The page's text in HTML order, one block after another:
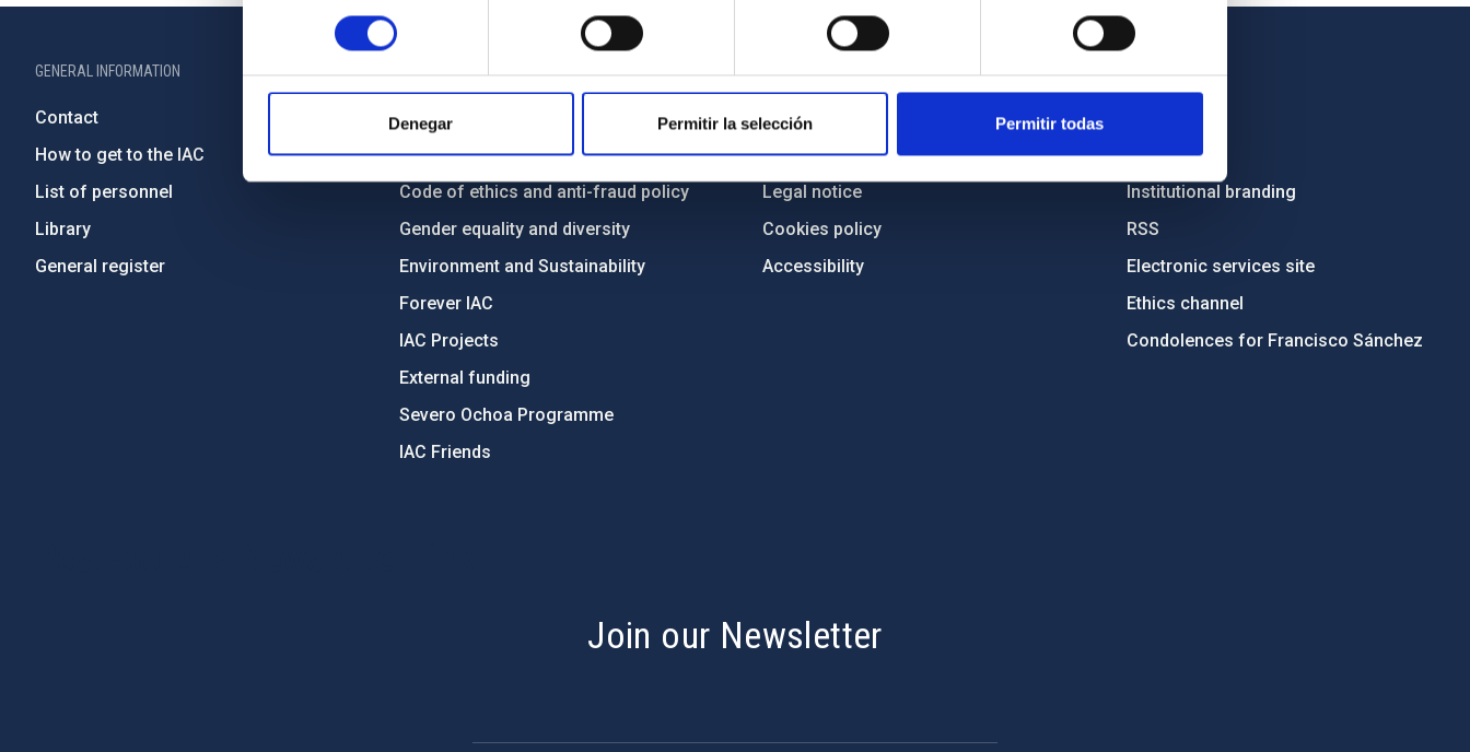
consentimiento
Denegar Permitir la selección Permitir todas
GENERAL INFORMATION
Contact
How to get to the IAC
List of personnel
Library
General register
ABOUT THE IAC
Legislation
Transparency
Code of ethics and anti-fraud policy
Gender equality and diversity
Environment and Sustainability
Forever IAC
IAC Projects
External funding
Severo Ochoa Programme
IAC Friends
IAC PORTAL
Sitemap
Privacy policy
Legal notice
Cookies policy
Accessibility
OTHER LINKS
Tenders
Institutional branding
RSS
Electronic services site
Ethics channel
Condolences for Francisco Sánchez
Join our Newsletter